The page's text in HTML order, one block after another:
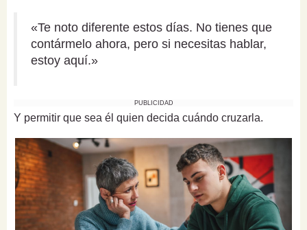
«Te noto diferente estos días. No tienes que
contármelo ahora, pero si necesitas hablar,
estoy aquí.»
PUBLICIDAD
Y permitir que sea él quien decida cuándo cruzarla.